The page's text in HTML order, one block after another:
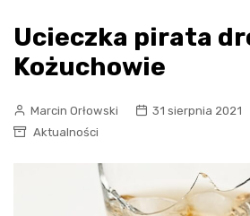
Ucieczka pirata
Kożuchowie
Marcin Orłowski 31 sierpnia 2021
Aktualności